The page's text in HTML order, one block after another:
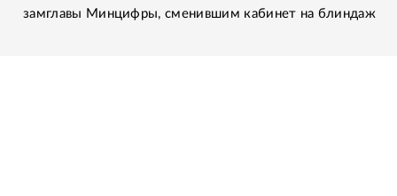
замглавы Минцифры, сменившим кабинет на блиндаж